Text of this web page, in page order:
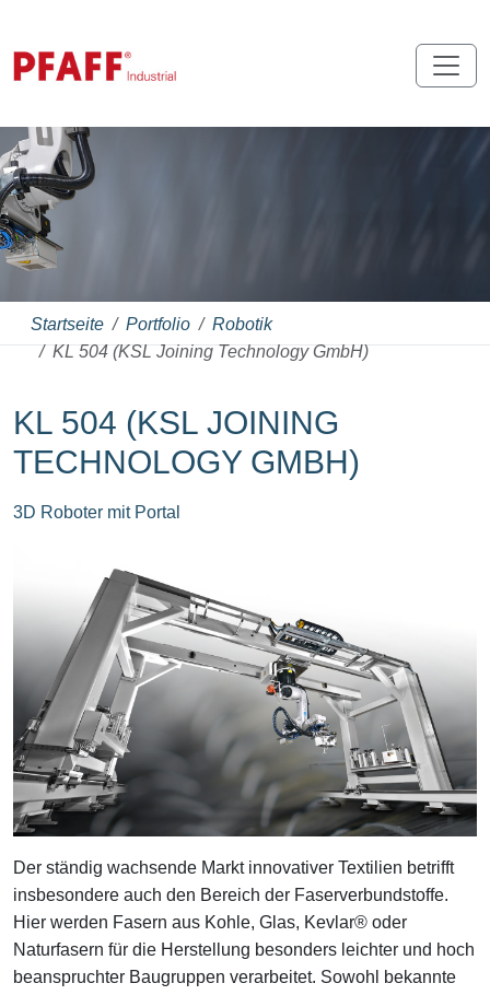
Startseite Portfolio
Robotik
KL 504 (KSL Joining Technology GmbH)
KL 504 (KSL JOINING
TECHNOLOGY GMBH)
3D Roboter mit Portal
Der ständig wachsende Markt innovativer Textilien betrifft
insbesondere auch den Bereich der Faserverbundstoffe.
Hier werden Fasern aus Kohle, Glas, Kevlar® oder
Naturfasern für die Herstellung besonders leichter und hoch
beanspruchter Baugruppen verarbeitet. Sowohl bekannte